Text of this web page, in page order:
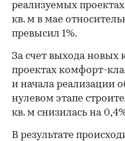
реализуемых
кв. м в мае
превысил 1%.
За счет выхода новых
проектах комфорт-
и начала реализации
нулевом этапе
кв. м снизилась на
В результате